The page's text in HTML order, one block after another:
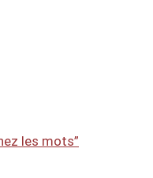
les mots”